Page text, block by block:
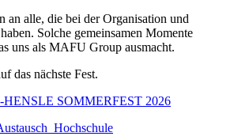
an alle, die bei der Organisation und
Solche gemeinsamen Momente
uns als MAFU Group ausmacht.
das nächste Fest.
SOMMERFEST 2026